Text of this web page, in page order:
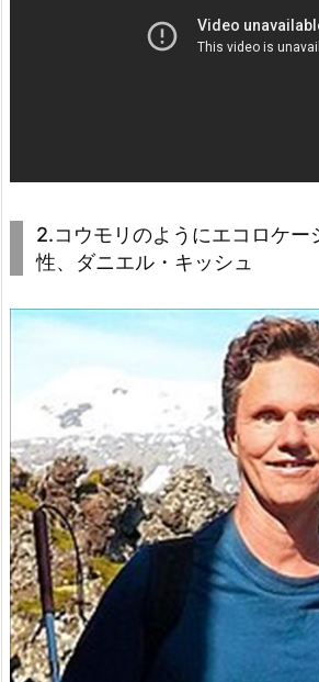
2.コウモリのようにエコロケー
性、ダニエル・キッシュ